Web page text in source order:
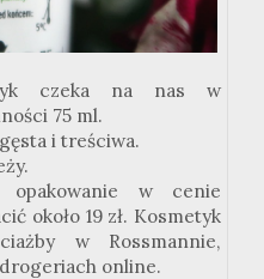
czeka na nas w
75 ml.
i treściwa.
opakowanie w cenie
około 19 zł. Kosmetyk
w Rossmannie,
online.